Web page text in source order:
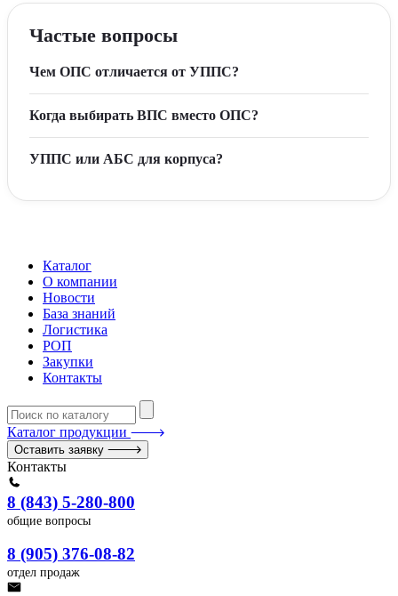
Частые вопросы
Чем ОПС отличается от УППС?
Когда выбирать ВПС вместо ОПС?
УППС или АБС для корпуса?
Каталог
О компании
Новости
База знаний
Логистика
РОП
Закупки
Контакты
Каталог продукции
Оставить заявку
Контакты
8 (843) 5-280-800
общие вопросы
8 (905) 376-08-82
отдел продаж